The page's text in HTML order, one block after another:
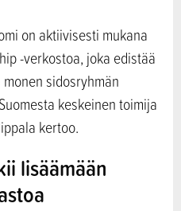
on aktiivisesti mukana
-verkostoa, joka edistää
sidosryhmän
keskeinen toimija
kertoo.
lisäämään